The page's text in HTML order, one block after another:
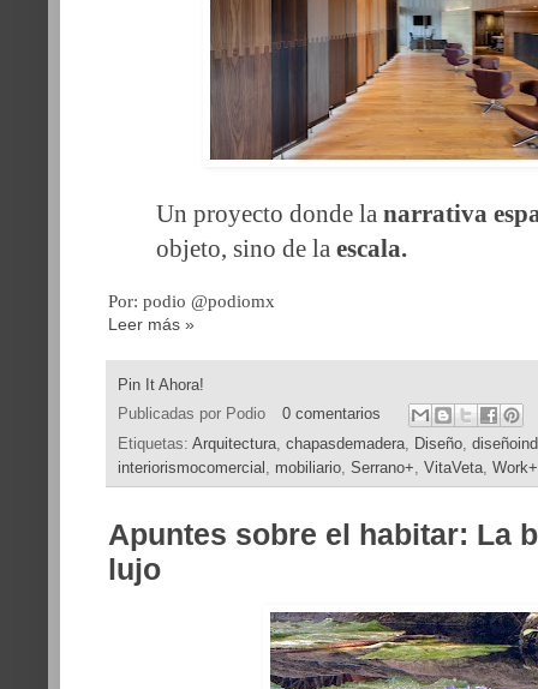
Un proyecto donde la narrativa
objeto, sino de la escala.
Por: podio @podiomx
Leer más »
Pin It Ahora!
Publicadas por Podio
0 comentarios
Etiquetas: Arquitectura, chapasdemadera, Diseño,
interiorismocomercial , mobiliario, Serrano+, VitaVeta, Work+
Apuntes sobre el habitar: La
lujo